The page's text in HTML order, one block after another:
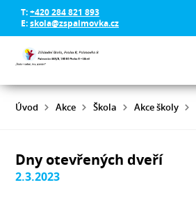
T:+420 284 821 893
E:skola@zspalmovka.cz
Úvod Akce Škola Akce školy
Dny otevřených dveří
2.3.2023